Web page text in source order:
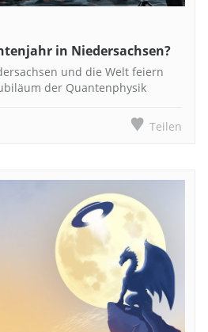
in Niedersachsen?
und die Welt feiern
der Quantenphysik
Teilen